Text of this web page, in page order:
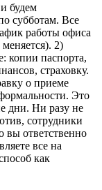
будем
субботам. Все
работы офиса
2)
копии паспорта,
страховку.
о приеме
Это
дни. Ни разу не
сотрудники
вы ответственно
все на
как